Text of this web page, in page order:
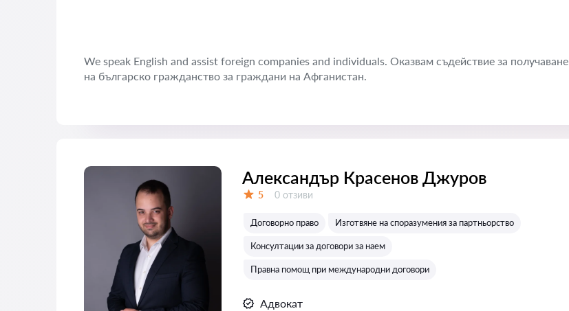
We speak English and assist foreign companies and individuals. Оказвам съдействие за получаване
на българско гражданство за граждани на Афганистан.
Александър Красенов Джуров
5 Отзиви:
0 отзиви
Договорно право Изготвяне на споразумения за партньорство
Консултации за договори за наем
Правна помощ при международни договори
Адвокат